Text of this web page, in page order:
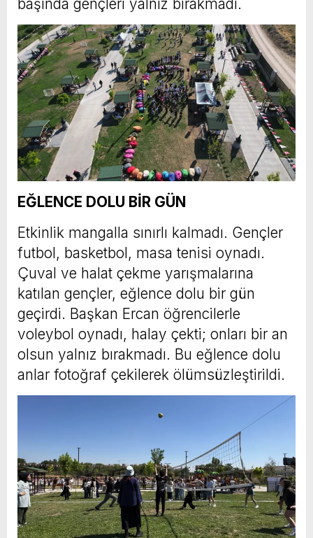
başında gençleri yalnız bırakmadı.
EĞLENCE DOLU BİR GÜN
Etkinlik mangalla sınırlı kalmadı. Gençler
futbol, basketbol, masa tenisi oynadı.
Çuval ve halat çekme yarışmalarına
katılan gençler, eğlence dolu bir gün
geçirdi. Başkan Ercan öğrencilerle
voleybol oynadı, halay çekti; onları bir an
olsun yalnız bırakmadı. Bu eğlence dolu
anlar fotoğraf çekilerek ölümsüzleştirildi.